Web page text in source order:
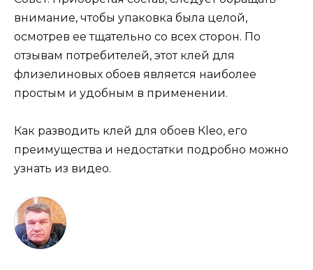
внимание, чтобы упаковка была целой,
осмотрев ее тщательно со всех сторон. По
отзывам потребителей, этот клей для
флизелиновых обоев является наиболее
простым и удобным в применении.
Как разводить клей для обоев Кleo, его
преимущества и недостатки подробно можно
узнать из видео.